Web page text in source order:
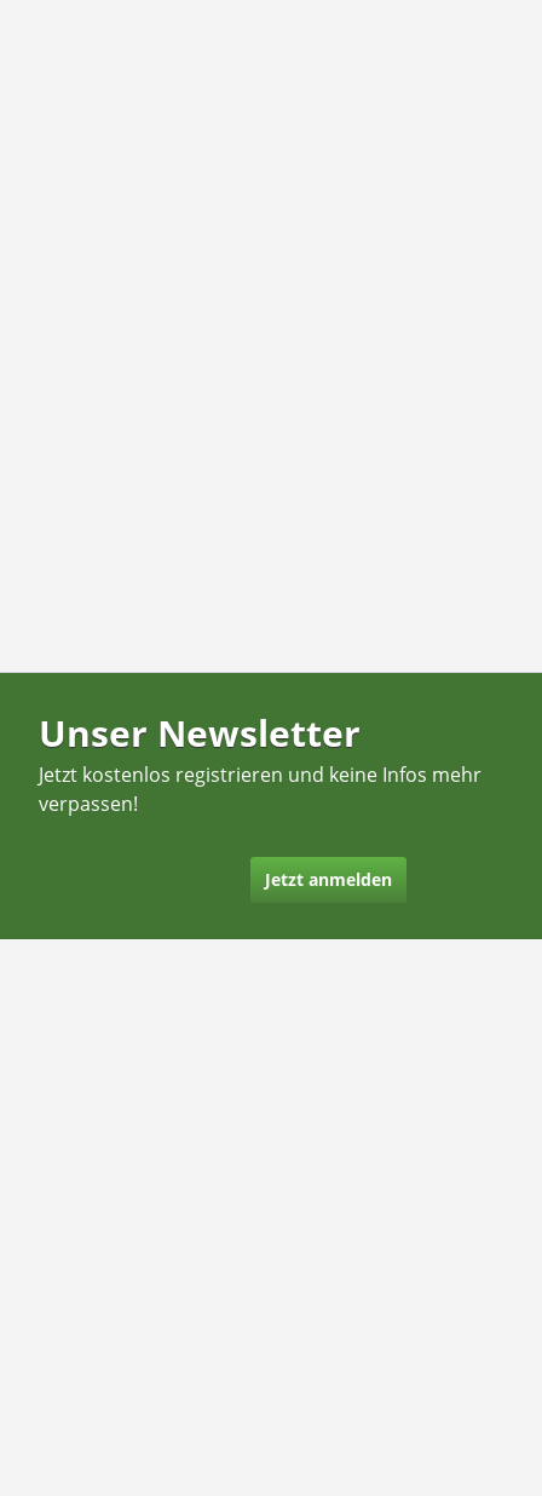
Unser Newsletter
Jetzt kostenlos registrieren und keine Infos mehr
verpassen!
Jetzt anmelden